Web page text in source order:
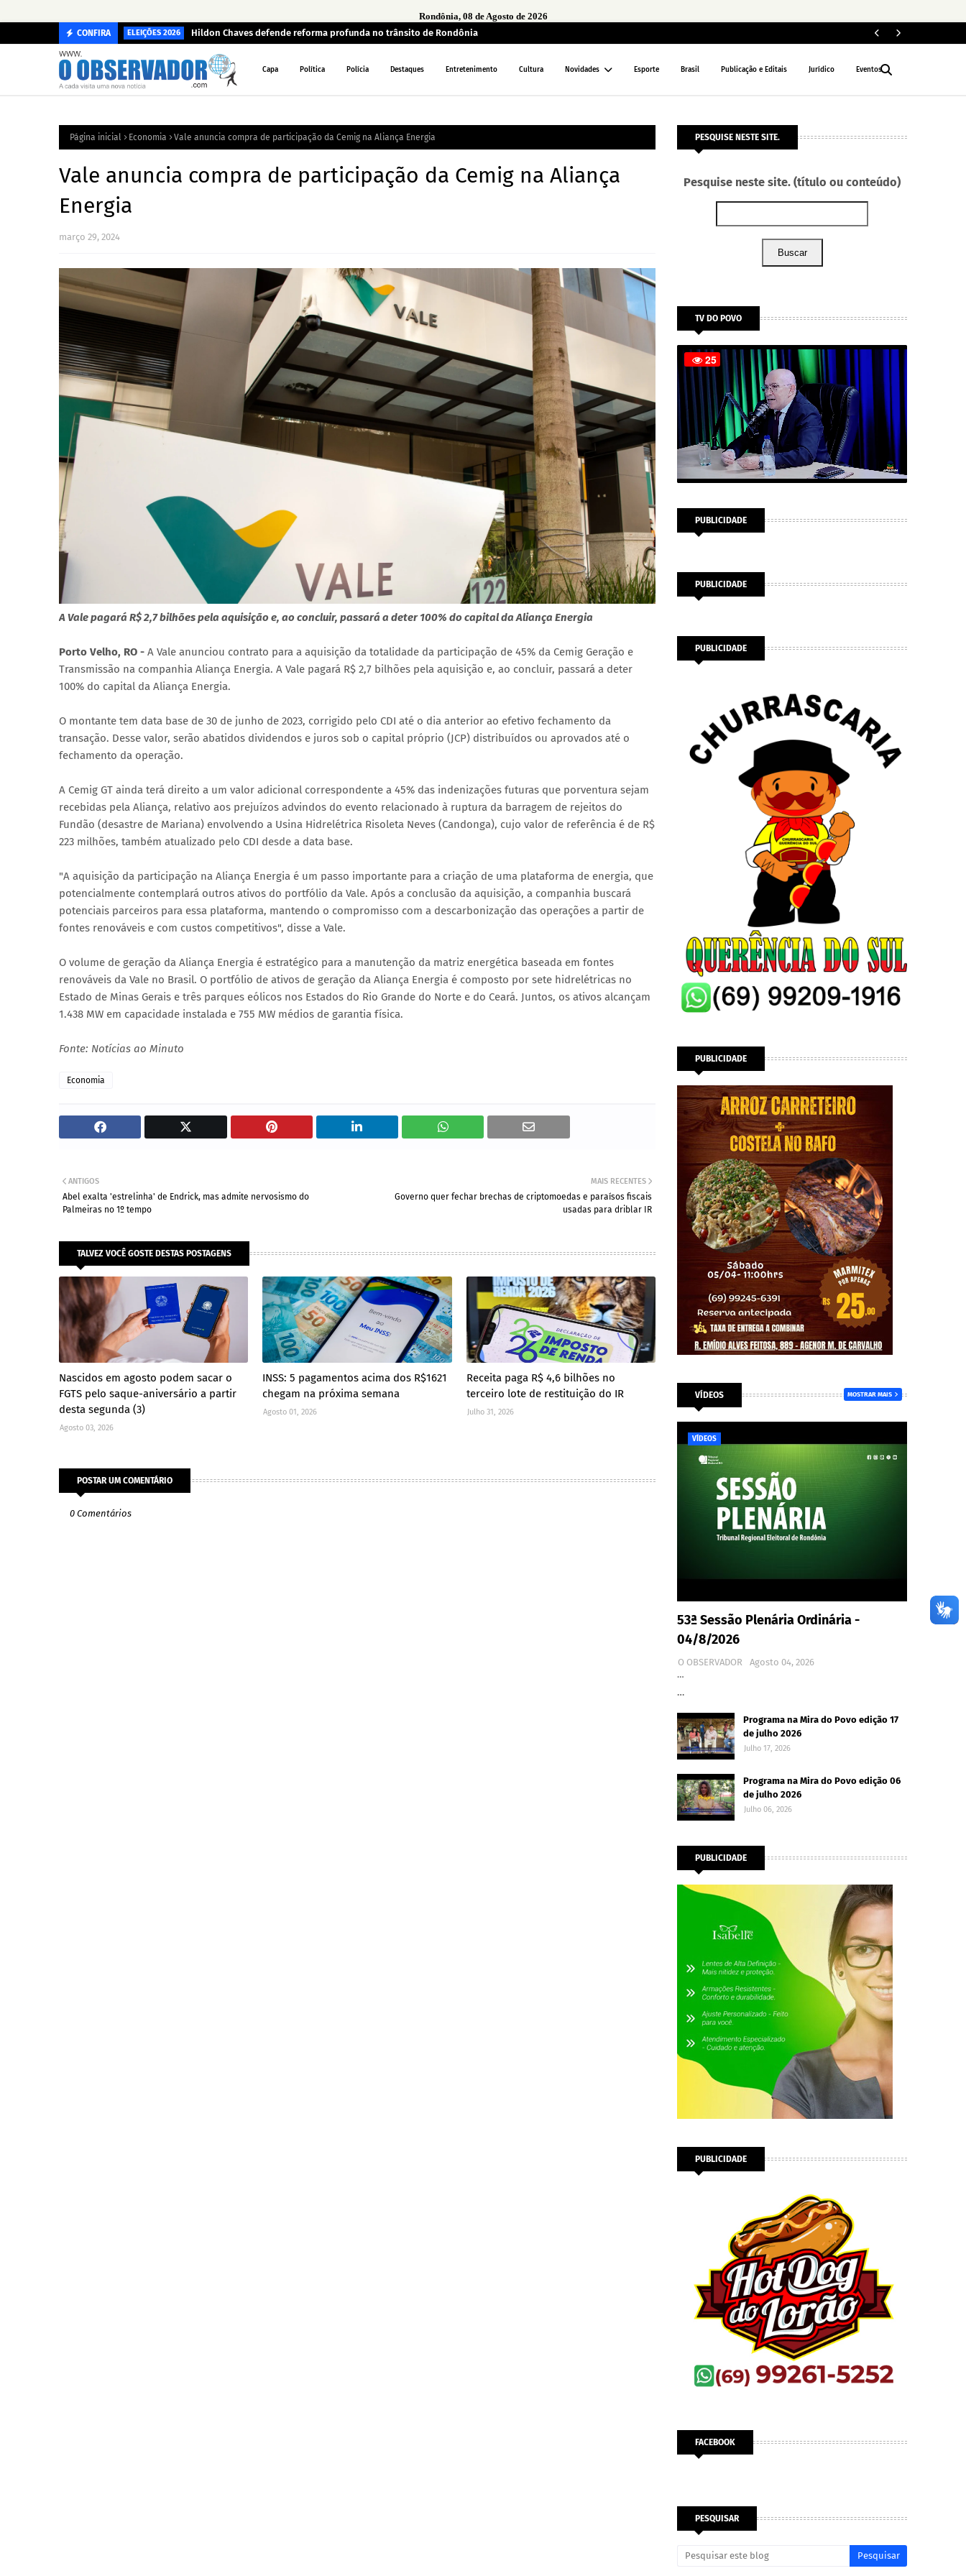
Rondônia, 08 de Agosto de 2026
CONFIRA ELEIÇÕES 2026 Hildon Chaves defende reforma profunda no trânsito de Rondônia
Capa Política Polícia Destaques Entretenimento Cultura Novidades Esporte Brasil Publicação e Editais Jurídico Eventos
Página inicial Economia Vale anuncia compra de participação da Cemig na Aliança Energia
Vale anuncia compra de participação da Cemig na Aliança
Energia
março 29, 2024
A Vale pagará R$ 2,7 bilhões pela aquisição e, ao concluir, passará a deter 100% do capital da Aliança Energia
Porto Velho, RO - A Vale anunciou contrato para a aquisição da totalidade da participação de 45% da Cemig Geração e
Transmissão na companhia Aliança Energia. A Vale pagará R$ 2,7 bilhões pela aquisição e, ao concluir, passará a deter
100% do capital da Aliança Energia.
O montante tem data base de 30 de junho de 2023, corrigido pelo CDI até o dia anterior ao efetivo fechamento da
transação. Desse valor, serão abatidos dividendos e juros sob o capital próprio (JCP) distribuídos ou aprovados até o
fechamento da operação.
A Cemig GT ainda terá direito a um valor adicional correspondente a 45% das indenizações futuras que porventura sejam
recebidas pela Aliança, relativo aos prejuízos advindos do evento relacionado à ruptura da barragem de rejeitos do
Fundão (desastre de Mariana) envolvendo a Usina Hidrelétrica Risoleta Neves (Candonga), cujo valor de referência é de R$
223 milhões, também atualizado pelo CDI desde a data base.
"A aquisição da participação na Aliança Energia é um passo importante para a criação de uma plataforma de energia, que
potencialmente contemplará outros ativos do portfólio da Vale. Após a conclusão da aquisição, a companhia buscará
potenciais parceiros para essa plataforma, mantendo o compromisso com a descarbonização das operações a partir de
fontes renováveis e com custos competitivos", disse a Vale.
O volume de geração da Aliança Energia é estratégico para a manutenção da matriz energética baseada em fontes
renováveis da Vale no Brasil. O portfólio de ativos de geração da Aliança Energia é composto por sete hidrelétricas no
Estado de Minas Gerais e três parques eólicos nos Estados do Rio Grande do Norte e do Ceará. Juntos, os ativos alcançam
1.438 MW em capacidade instalada e 755 MW médios de garantia física.
Fonte: Notícias ao Minuto
Economia
MAIS RECENTES
Governo quer fechar brechas de criptomoedas e paraísos fiscais
usadas para driblar IR
ANTIGOS
Abel exalta 'estrelinha' de Endrick, mas admite nervosismo do
Palmeiras no 1º tempo
TALVEZ VOCÊ GOSTE DESTAS POSTAGENS
Nascidos em agosto podem sacar o
FGTS pelo saque-aniversário a partir
desta segunda (3)
Agosto 03, 2026
INSS: 5 pagamentos acima dos R$1621
chegam na próxima semana
Agosto 01, 2026
Receita paga R$ 4,6 bilhões no
terceiro lote de restituição do IR
Julho 31, 2026
POSTAR UM COMENTÁRIO
0 Comentários
PESQUISE NESTE SITE.
Pesquise neste site. (título ou conteúdo)
Buscar
TV DO POVO
PUBLICIDADE
PUBLICIDADE
PUBLICIDADE
PUBLICIDADE
VÍDEOS MOSTRAR MAIS
VÍDEOS
53ª Sessão Plenária Ordinária -
04/8/2026
O OBSERVADOR
Agosto 04, 2026
…
…
Programa na Mira do Povo edição 17
de julho 2026
Julho 17, 2026
Programa na Mira do Povo edição 06
de julho 2026
Julho 06, 2026
PUBLICIDADE
PUBLICIDADE
FACEBOOK
PESQUISAR